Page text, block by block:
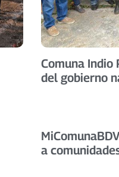
Comuna Indio
del gobierno
a